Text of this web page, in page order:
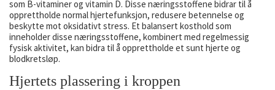
som B-vitaminer og vitamin D. Disse næringsstoffene bidrar til å
opprettholde normal hjertefunksjon, redusere betennelse og
beskytte mot oksidativt stress. Et balansert kosthold som
inneholder disse næringsstoffene, kombinert med regelmessig
fysisk aktivitet, kan bidra til å opprettholde et sunt hjerte og
blodkretsløp.
Hjertets plassering i kroppen